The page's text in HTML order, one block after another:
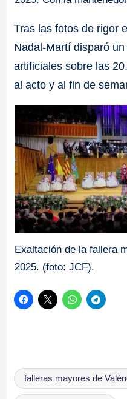
Tras las fotos de rigor
Nadal-Martí disparó
artificiales sobre las
al acto y al fin de
Exaltación de la fallera
2025. (foto: JCF).
Etiquetas:
falleras mayores de